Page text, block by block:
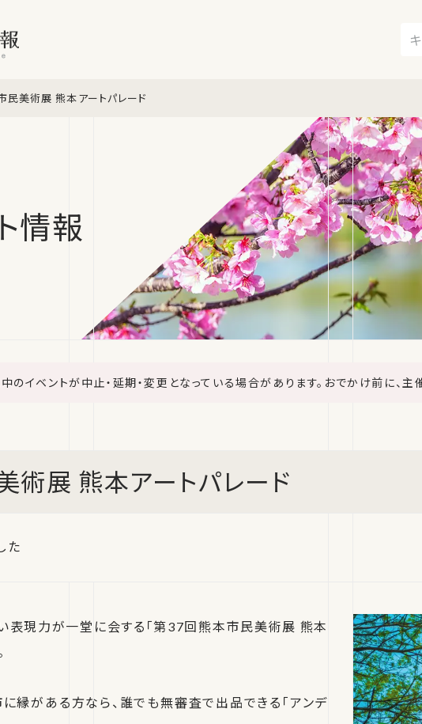
民美術展 熊本アートパレード
情報
のイベントが中止・延期・変更となっている場合があります。おでかけ前に、
術展 熊本アートパレード
た
表現力が一堂に会する「第37回熊本市民美術展 熊本
縁がある方なら、誰でも無審査で出品できる「アンデ